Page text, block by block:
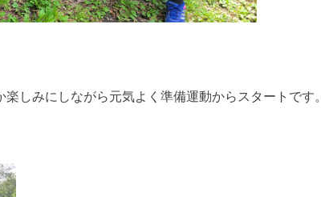
しみにしながら元気よく準備運動からスタートです。